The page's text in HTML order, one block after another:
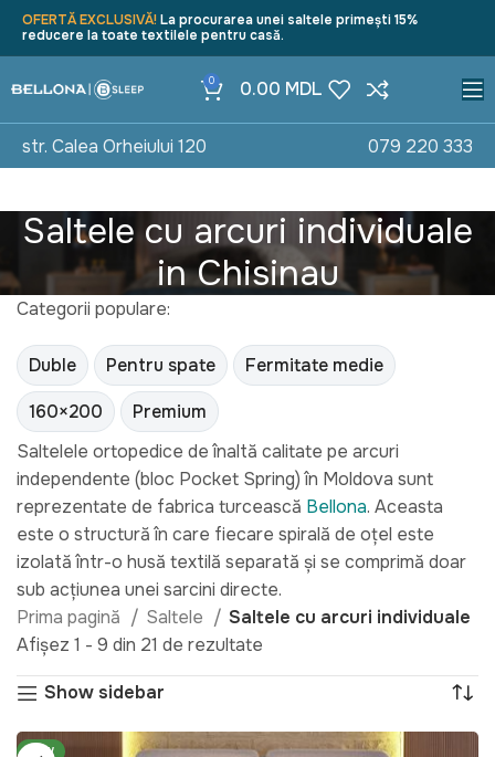
OFERTĂ EXCLUSIVĂ!La procurarea unei saltele primești 15%
reducere la toate textilele pentru casă.
0 0.00 MDL
str. Calea Orheiului 120 079 220 333
Saltele cu arcuri individuale
in Chisinau
Categorii populare:
Duble Pentru spate
Fermitate medie
160×200
Premium
Saltelele ortopedice de înaltă calitate pe arcuri
independente (bloc Pocket Spring) în Moldova sunt
reprezentate de fabrica turcească Bellona. Aceasta
este o structură în care fiecare spirală de oțel este
izolată într-o husă textilă separată și se comprimă doar
sub acțiunea unei sarcini directe.
Prima pagină
Saltele
Saltele cu arcuri individuale
Afișez 1 - 9 din 21 de rezultate
Show sidebar
NEW